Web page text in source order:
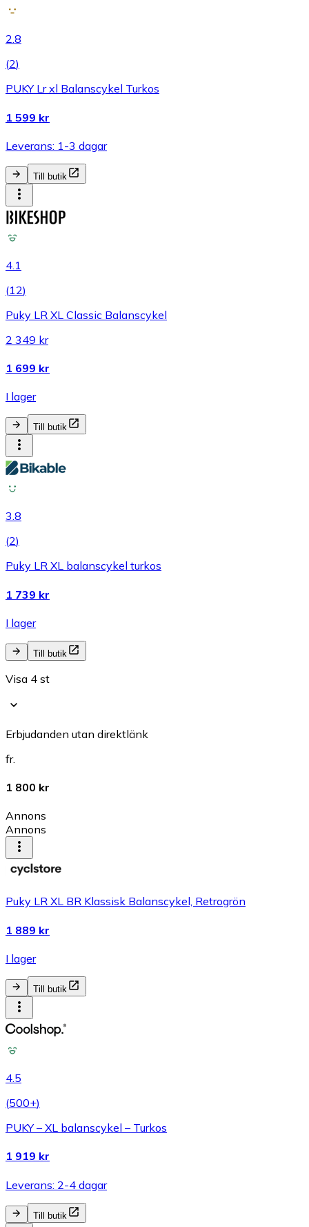
2.8
(2)
PUKY Lr xl Balanscykel Turkos
1 599 kr
Leverans: 1-3 dagar
Till butik
4.1
(12)
Puky LR XL Classic Balanscykel
2 349 kr
1 699 kr
I lager
Till butik
3.8
(2)
Puky LR XL balanscykel turkos
1 739 kr
I lager
Till butik
Visa 4 st
Erbjudanden utan direktlänk
fr.
1 800 kr
Annons
Annons
Puky LR XL BR Klassisk Balanscykel, Retrogrön
1 889 kr
I lager
Till butik
4.5
(500+)
PUKY – XL balanscykel – Turkos
1 919 kr
Leverans: 2-4 dagar
Till butik